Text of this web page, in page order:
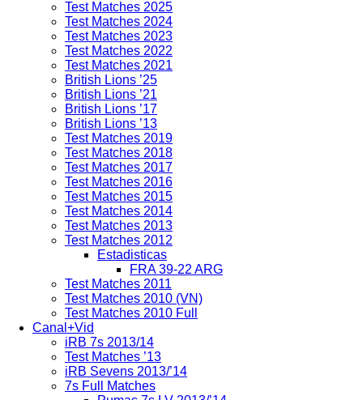
Test Matches 2025
Test Matches 2024
Test Matches 2023
Test Matches 2022
Test Matches 2021
British Lions ’25
British Lions ’21
British Lions ’17
British Lions ’13
Test Matches 2019
Test Matches 2018
Test Matches 2017
Test Matches 2016
Test Matches 2015
Test Matches 2014
Test Matches 2013
Test Matches 2012
Estadisticas
FRA 39-22 ARG
Test Matches 2011
Test Matches 2010 (VN)
Test Matches 2010 Full
Canal+Vid
iRB 7s 2013/14
Test Matches ’13
iRB Sevens 2013/’14
7s Full Matches